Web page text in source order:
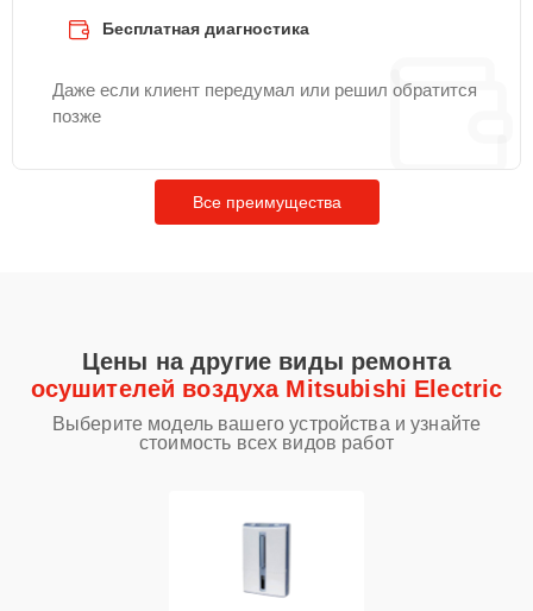
Бесплатная диагностика
Даже если клиент передумал или решил обратится
позже
Все преимущества
Цены на другие виды ремонта
осушителей воздуха Mitsubishi Electric
Выберите модель вашего устройства и узнайте
стоимость всех видов работ